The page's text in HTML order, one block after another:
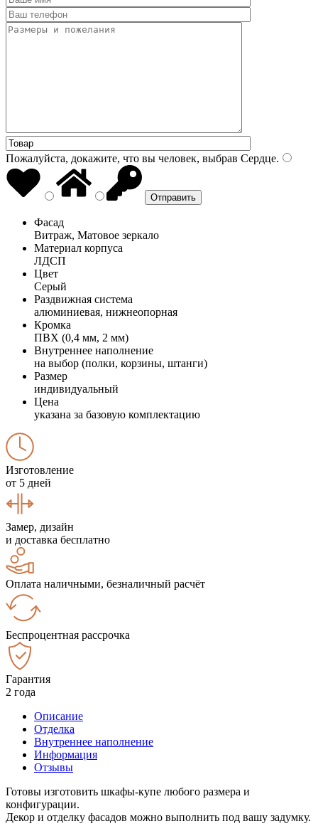
Пожалуйста, докажите, что вы человек, выбрав Сердце.
Фасад
Витраж, Матовое зеркало
Материал корпуса
ЛДСП
Цвет
Серый
Раздвижная система
алюминиевая, нижнеопорная
Кромка
ПВХ (0,4 мм, 2 мм)
Внутреннее наполнение
на выбор (полки, корзины, штанги)
Размер
индивидуальный
Цена
указана за базовую комплектацию
Изготовление
от 5 дней
Замер, дизайн
и доставка бесплатно
Оплата наличными, безналичный расчёт
Беспроцентная рассрочка
Гарантия
2 года
Описание
Отделка
Внутреннее наполнение
Информация
Отзывы
Готовы изготовить шкафы-купе любого размера и
конфигурации.
Декор и отделку фасадов можно выполнить под вашу задумку.